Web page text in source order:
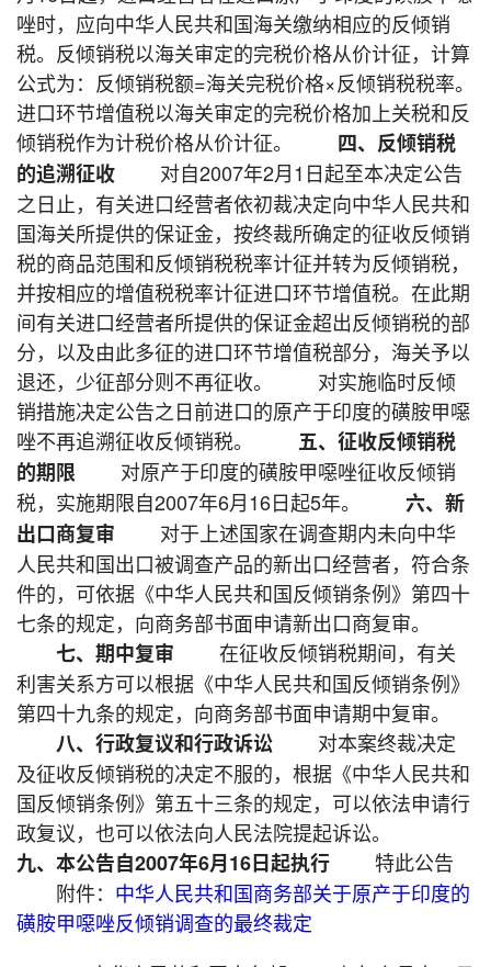
唑时，应向中华人民共和国海关缴纳相应的反倾销
税。反倾销税以海关审定的完税价格从价计征，计算
公式为：反倾销税额=海关完税价格×反倾销税税率。
进口环节增值税以海关审定的完税价格加上关税和反
倾销税作为计税价格从价计征。 四、反倾销税
的追溯征收 对自2007年2月1日起至本决定公告
之日止，有关进口经营者依初裁决定向中华人民共和
国海关所提供的保证金，按终裁所确定的征收反倾销
税的商品范围和反倾销税税率计征并转为反倾销税，
并按相应的增值税税率计征进口环节增值税。在此期
间有关进口经营者所提供的保证金超出反倾销税的部
分，以及由此多征的进口环节增值税部分，海关予以
退还，少征部分则不再征收。 对实施临时反倾
销措施决定公告之日前进口的原产于印度的磺胺甲噁
唑不再追溯征收反倾销税。 五、征收反倾销税
的期限 对原产于印度的磺胺甲噁唑征收反倾销
税，实施期限自2007年6月16日起5年。 六、新
出口商复审 对于上述国家在调查期内未向中华
人民共和国出口被调查产品的新出口经营者，符合条
件的，可依据《中华人民共和国反倾销条例》第四十
七条的规定，向商务部书面申请新出口商复审。
七、期中复审 在征收反倾销税期间，有关
利害关系方可以根据《中华人民共和国反倾销条例》
第四十九条的规定，向商务部书面申请期中复审。
八、行政复议和行政诉讼 对本案终裁决定
及征收反倾销税的决定不服的，根据《中华人民共和
国反倾销条例》第五十三条的规定，可以依法申请行
政复议，也可以依法向人民法院提起诉讼。
九、本公告自2007年6月16日起执行 特此公告
附件： 中华人民共和国商务部关于原产于印度的
磺胺甲噁唑反倾销调查的最终裁定